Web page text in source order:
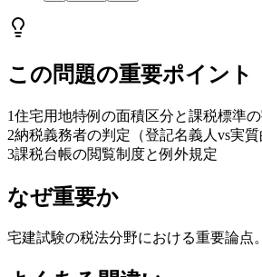
この問題の重要ポイント
1住宅用地特例の面積区分と課税標準
2納税義務者の判定（登記名義人vs実質
3課税台帳の閲覧制度と例外規定
なぜ重要か
宅建試験の税法分野における重要論点